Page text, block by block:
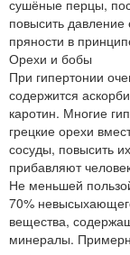
сушёные перцы,
повысить
пряности в
Орехи и бобы
При гипертонии
содержится
каротин. Многие
грецкие орехи
сосуды, повысить
прибавляют
Не меньшей
70%
вещества,
минералы.